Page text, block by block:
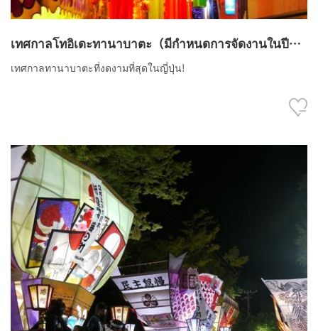
เทศกาลโทอิเดะทานาบาตะ（มีกำหนดการจัดงานในปี
2022）
เทศกาลทานาบาตะที่งดงามที่สุดในญี่ปุ่น!